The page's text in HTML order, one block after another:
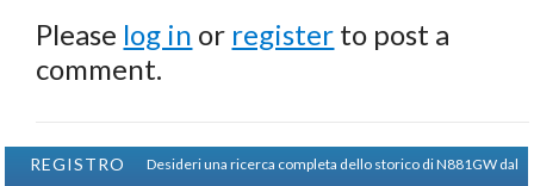
Please log in or register to post a
comment.
REGISTRO
Desideri una ricerca completa dello storico di N881GW dal